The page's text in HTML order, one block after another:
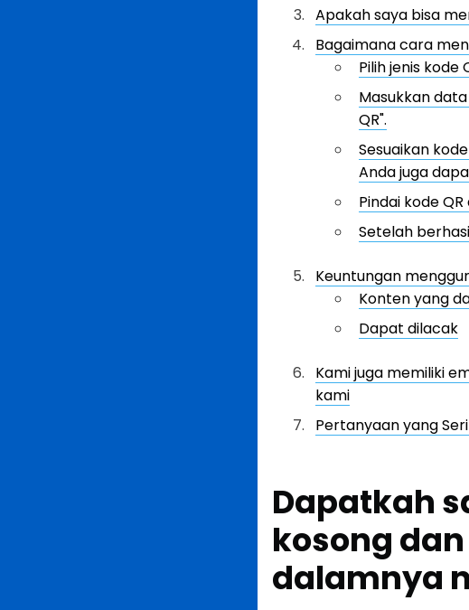
Apakah saya bisa
Bagaimana cara
Pilih jenis kode
Masukkan
QR".
Sesuaikan
Anda juga
Pindai kode
Setelah
Keuntungan
Konten yang
Dapat dilacak
Kami juga memiliki
kami
Pertanyaan yang
Dapatkah
kosong
dalamnya